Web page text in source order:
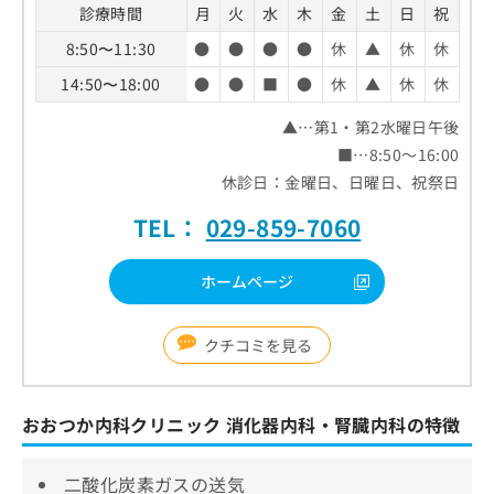
診療時間 月 火 水 木 金 土 日
祝
8:50〜11:30
● ● ● ● 休 ▲ 休
休
14:50〜18:00
● ● ■ ● 休 ▲ 休
休
▲…第1・第2水曜日午後
■…8:50～16:00
休診日：金曜日、日曜日、祝祭日
TEL： 029-859-7060
ホームページ
クチコミを見る
おおつか内科クリニック 消化器内科・腎臓内科の特徴
二酸化炭素ガスの送気